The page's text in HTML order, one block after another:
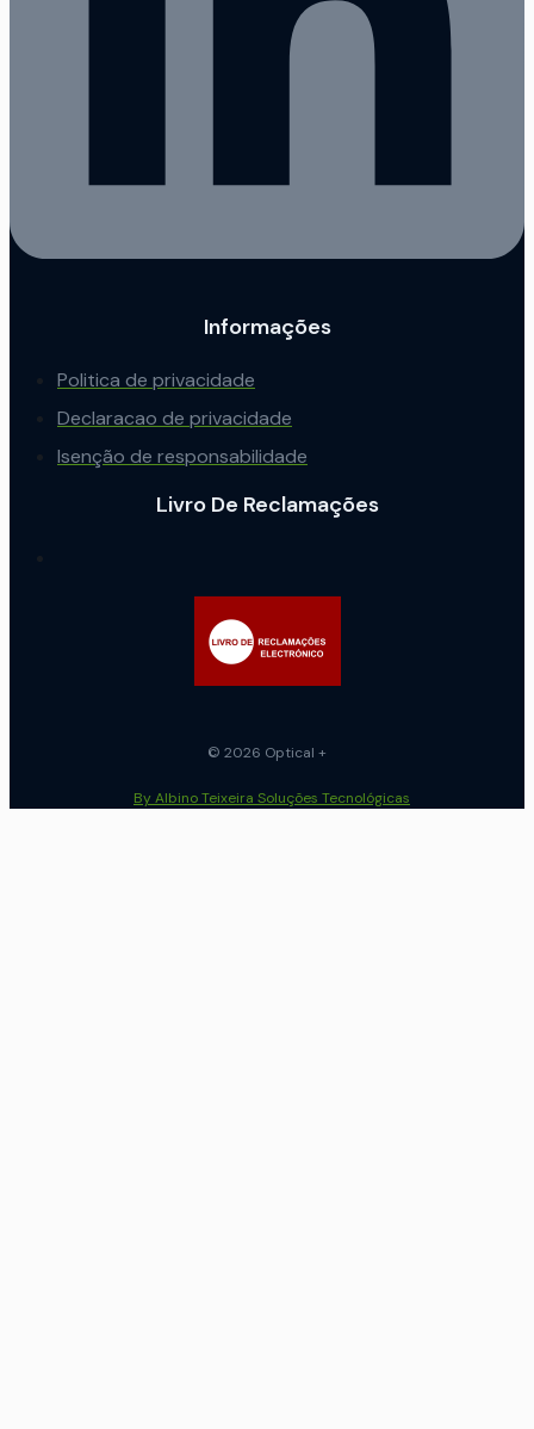
Informações
Politica de privacidade
Declaracao de privacidade
Isenção de responsabilidade
Livro De Reclamações
© 2026 Optical +
By Albino Teixeira Soluções Tecnológicas